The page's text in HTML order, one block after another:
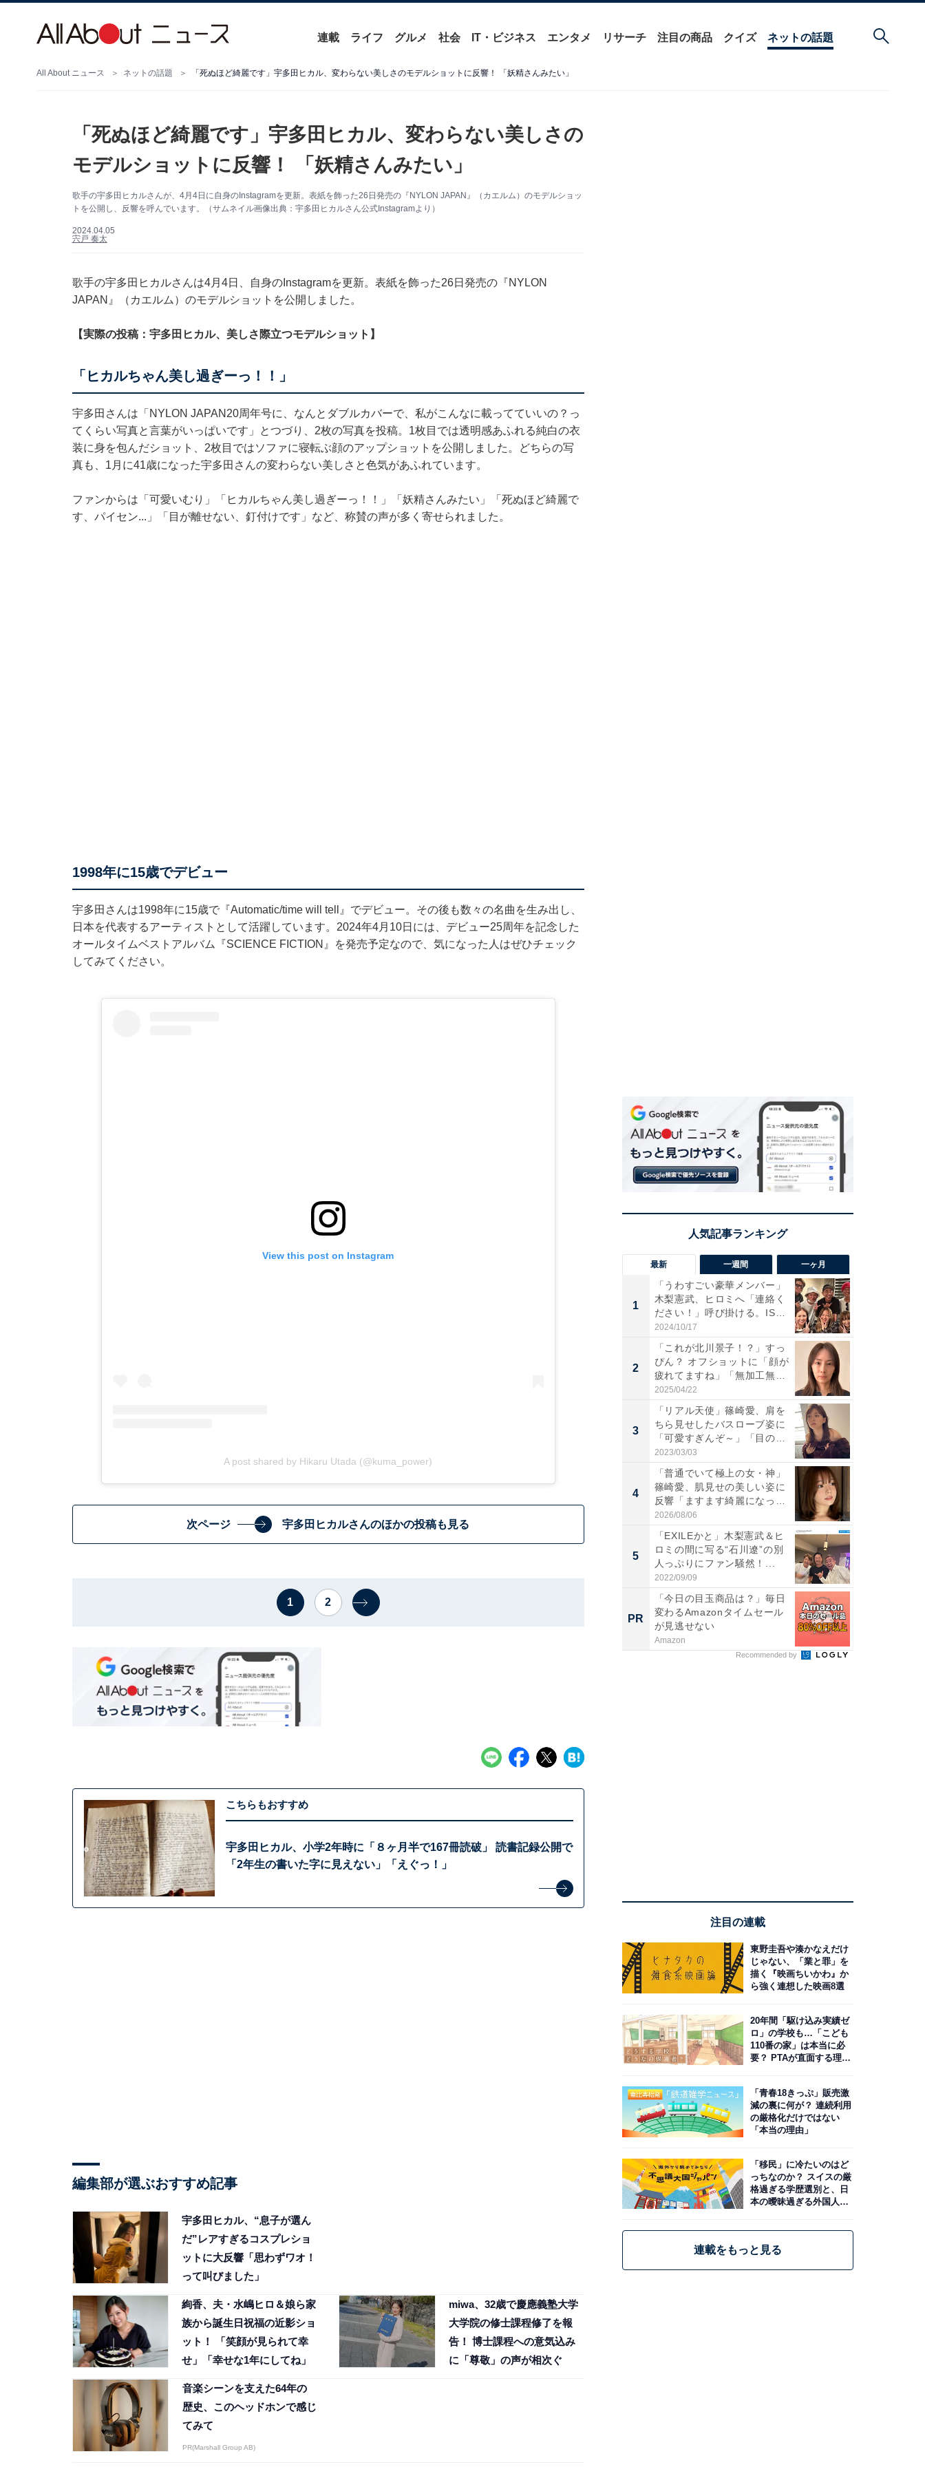
連載 ライフ グルメ 社会 IT・ビジネス エンタメ リサーチ 注目の商品 クイズ ネットの話題
All About ニュース ネットの話題 「死ぬほど綺麗です」宇多田ヒカル、変わらない美しさのモデルショットに反響！ 「妖精さんみたい」
「死ぬほど綺麗です」宇多田ヒカル、変わらない美しさの
モデルショットに反響！ 「妖精さんみたい」
歌手の宇多田ヒカルさんが、4月4日に自身のInstagramを更新。表紙を飾った26日発売の『NYLON JAPAN』（‎カエルム）のモデルショッ
トを公開し、反響を呼んでいます。（サムネイル画像出典：宇多田ヒカルさん公式Instagramより）
2024.04.05
宍戸 奏太
歌手の宇多田ヒカルさんは4月4日、自身のInstagramを更新。表紙を飾った26日発売の『NYLON
JAPAN』（‎カエルム）のモデルショットを公開しました。
【実際の投稿：宇多田ヒカル、美しさ際立つモデルショット】
「ヒカルちゃん美し過ぎーっ！！」
宇多田さんは「NYLON JAPAN20周年号に、なんとダブルカバーで、私がこんなに載ってていいの？っ
てくらい写真と言葉がいっぱいです」とつづり、2枚の写真を投稿。1枚目では透明感あふれる純白の衣
装に身を包んだショット、2枚目ではソファに寝転ぶ顔のアップショットを公開しました。どちらの写
真も、1月に41歳になった宇多田さんの変わらない美しさと色気があふれています。
ファンからは「可愛いむり」「ヒカルちゃん美し過ぎーっ！！」「妖精さんみたい」「死ぬほど綺麗で
す、パイセン...」「目が離せない、釘付けです」など、称賛の声が多く寄せられました。
1998年に15歳でデビュー
宇多田さんは1998年に15歳で『Automatic/time will tell』でデビュー。その後も数々の名曲を生み出し、
日本を代表するアーティストとして活躍しています。2024年4月10日には、デビュー25周年を記念した
オールタイムベストアルバム『SCIENCE FICTION』を発売予定なので、気になった人はぜひチェック
してみてください。
View this post on Instagram
A post shared by Hikaru Utada (@kuma_power)
次ページ 宇多田ヒカルさんのほかの投稿も見る
1 2
こちらもおすすめ
宇多田ヒカル、小学2年時に「８ヶ月半で167冊読破」 読書記録公開で
「2年生の書いた字に見えない」「えぐっ！」
編集部が選ぶおすすめ記事
宇多田ヒカル、“息子が選ん
だ”レアすぎるコスプレショ
ットに大反響「思わずワオ！
って叫びました」
絢香、夫・水嶋ヒロ＆娘ら家
族から誕生日祝福の近影ショ
ット！ 「笑顔が見られて幸
せ」「幸せな1年にしてね」
miwa、32歳で慶應義塾大学
大学院の修士課程修了を報
告！ 博士課程への意気込み
に「尊敬」の声が相次ぐ
音楽シーンを支えた64年の
歴史、このヘッドホンで感じ
てみて
PR(Marshall Group AB)
最新 一週間 一ヶ月
1
「うわすごい豪華メンバー」
木梨憲武、ヒロミへ「連絡く
ださい！」呼び掛ける。IS
S...
2024/10/17
2
「これが北川景子！？」すっ
ぴん？ オフショットに「顔が
疲れてますね」「無加工無
表...
2025/04/22
3
「リアル天使」篠崎愛、肩を
ちら見せしたバスローブ姿に
「可愛すぎんぞ～」「目の表
情...
2023/03/03
4
「普通でいて極上の女・神」
篠崎愛、肌見せの美しい姿に
反響「ますます綺麗になって
い...
2026/08/06
5
「EXILEかと」木梨憲武＆ヒ
ロミの間に写る“石川遼”の別
人っぷりにファン騒然！...
2022/09/09
PR
「今日の目玉商品は？」毎日
変わるAmazonタイムセール
が見逃せない
Amazon
Recommended by
注目の連載
東野圭吾や湊かなえだけ
じゃない、「業と罪」を
描く『映画ちいかわ』か
ら強く連想した映画8選
20年間「駆け込み実績ゼ
ロ」の学校も…「こども
110番の家」は本当に必
要？ PTAが直面する理想
「青春18きっぷ」販売激
減の裏に何が？ 連続利用
の厳格化だけではない
「本当の理由」
「移民」に冷たいのはど
っちなのか？ スイスの厳
格過ぎる学歴選別と、日
本の曖昧過ぎる外国人政
連載をもっと見る